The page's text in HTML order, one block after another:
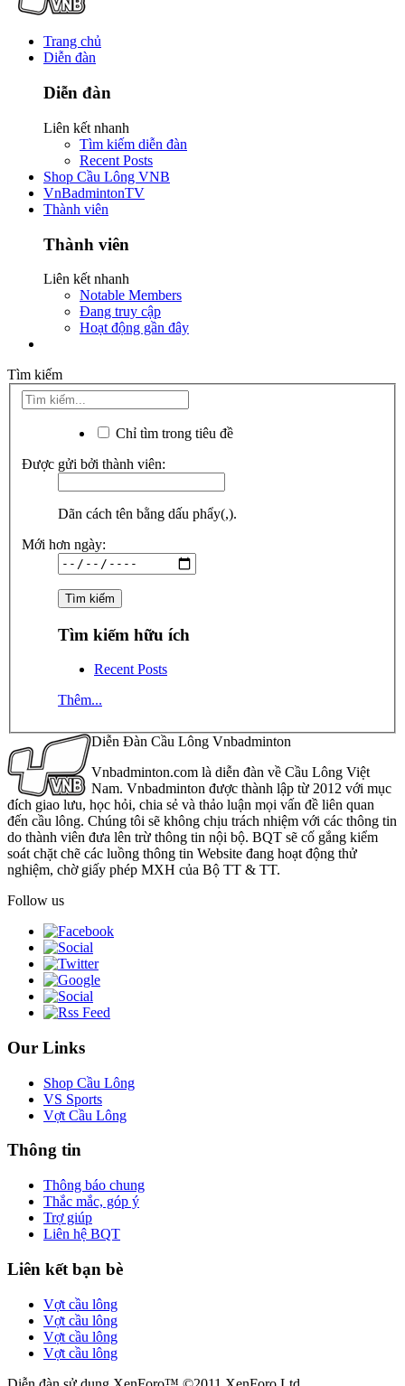
Trang chủ
Diễn đàn
Diễn đàn
Liên kết nhanh
Tìm kiếm diễn đàn
Recent Posts
Shop Cầu Lông VNB
VnBadmintonTV
Thành viên
Thành viên
Liên kết nhanh
Notable Members
Đang truy cập
Hoạt động gần đây
Tìm kiếm
Chỉ tìm trong tiêu đề
Được gửi bởi thành viên:
Dãn cách tên bằng dấu phẩy(,).
Mới hơn ngày:
Tìm kiếm hữu ích
Recent Posts
Thêm...
Diễn Đàn Cầu Lông Vnbadminton
Vnbadminton.com là diễn đàn về Cầu Lông Việt
Nam. Vnbadminton được thành lập từ 2012 với mục
đích giao lưu, học hỏi, chia sẻ và thảo luận mọi vấn đề liên quan
đến cầu lông. Chúng tôi sẽ không chịu trách nhiệm với các thông tin
do thành viên đưa lên trừ thông tin nội bộ. BQT sẽ cố gắng kiểm
soát chặt chẽ các luồng thông tin Website đang hoạt động thử
nghiệm, chờ giấy phép MXH của Bộ TT & TT.
Follow us
Our Links
Shop Cầu Lông
VS Sports
Vợt Cầu Lông
Thông tin
Thông báo chung
Thắc mắc, góp ý
Trợ giúp
Liên hệ BQT
Liên kết bạn bè
Vợt cầu lông
Vợt cầu lông
Vợt cầu lông
Vợt cầu lông